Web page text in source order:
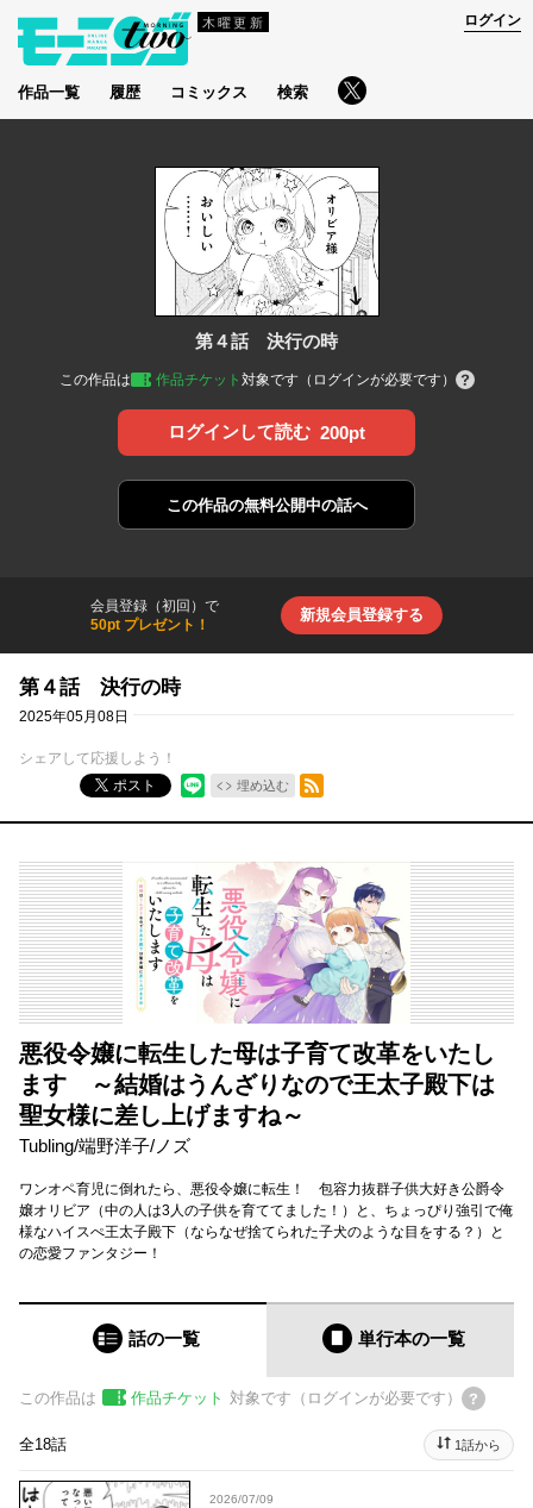
木曜更新
作品一覧 履歴 コミックス 検索
ログイン
第４話 決行の時
この作品は 作品チケット 対象です（ログインが必要です）
ログインして読む 200pt
この作品の無料公開中の話へ
会員登録（初回）で
50pt プレゼント！
新規会員登録する
第４話 決行の時
2025年05月08日
シェアして応援しよう！
ポスト
埋め込む
RSSフィード
悪役令嬢に転生した母は子育て改革をいたし
ます ～結婚はうんざりなので王太子殿下は
聖女様に差し上げますね～
Tubling/端野洋子/ ノズ
ワンオペ育児に倒れたら、悪役令嬢に転生！ 包容力抜群子供大好き公爵令
嬢オリビア（中の人は3人の子供を育ててました！）と、ちょっぴり強引で俺
様なハイスぺ王太子殿下（ならなぜ捨てられた子犬のような目をする？）と
の恋愛ファンタジー！
話の一覧 単行本の一覧
この作品は 作品チケット 対象です（ログインが必要です）
全18話 1話から
2026/07/09